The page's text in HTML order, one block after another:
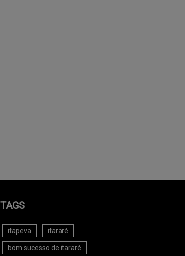
TAGS
itapeva itararé
bom sucesso de itararé